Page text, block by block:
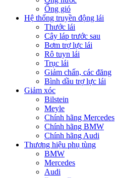
Ống gió
Hệ thống truyền động lái
Thước lái
Cây láp trước sau
Bơm trợ lực lái
Rô tuyn lái
Trục lái
Giảm chấn, các đăng
Bình dầu trợ lực lái
Giảm xóc
Bilstein
Meyle
Chính hãng Mercedes
Chính hãng BMW
Chính hãng Audi
Thương hiệu phụ tùng
BMW
Mercedes
Audi